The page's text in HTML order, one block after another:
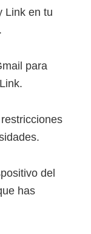
Link en tu
para
del
has